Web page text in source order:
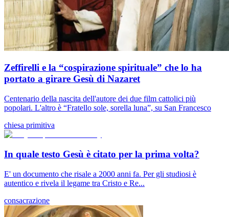
Zeffirelli e la “cospirazione spirituale” che lo ha
portato a girare Gesù di Nazaret
Centenario della nascita dell'autore dei due film cattolici più
popolari. L'altro è “Fratello sole, sorella luna”, su San Francesco
chiesa primitiva
In quale testo Gesù è citato per la prima volta?
E' un documento che risale a 2000 anni fa. Per gli studiosi è
autentico e rivela il legame tra Cristo e Re...
consacrazione